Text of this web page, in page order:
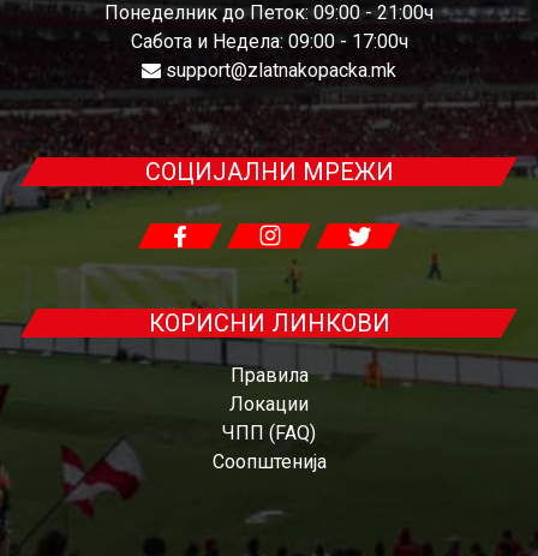
Понеделник до Петок: 09:00 - 21:00ч
Сабота и Недела: 09:00 - 17:00ч
support@zlatnakopacka.mk
СОЦИЈАЛНИ МРЕЖИ
КОРИСНИ ЛИНКОВИ
Правила
Локации
ЧПП (FAQ)
Соопштенија